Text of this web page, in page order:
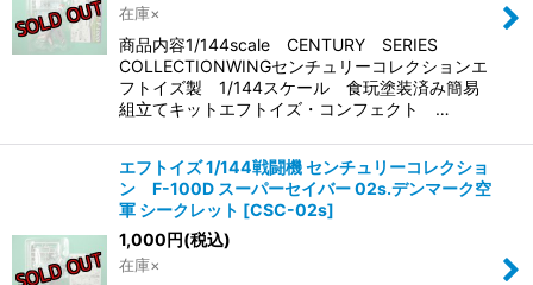
在庫×
商品内容1/144scale CENTURY SERIES
COLLECTIONWINGセンチュリーコレクションエ
フトイズ製 1/144スケール 食玩塗装済み簡易
組立てキットエフトイズ・コンフェクト …
エフトイズ 1/144戦闘機 センチュリーコレクショ
ン F-100D スーパーセイバー 02s.デンマーク空
軍 シークレット [CSC-02s]
1,000円(税込)
在庫×